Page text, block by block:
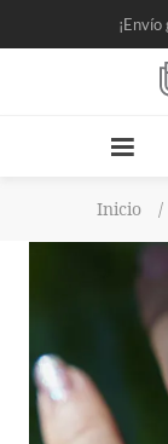
Inicio /